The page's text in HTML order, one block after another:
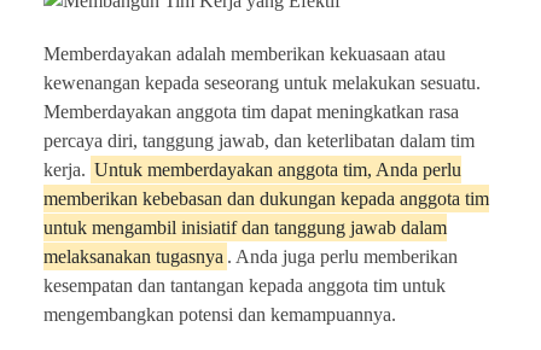
Memberdayakan adalah memberikan kekuasaan atau
kewenangan kepada seseorang untuk melakukan sesuatu.
Memberdayakan anggota tim dapat meningkatkan rasa
percaya diri, tanggung jawab, dan keterlibatan dalam tim
kerja. Untuk memberdayakan anggota tim, Anda perlu
memberikan kebebasan dan dukungan kepada anggota tim
untuk mengambil inisiatif dan tanggung jawab dalam
melaksanakan tugasnya . Anda juga perlu memberikan
kesempatan dan tantangan kepada anggota tim untuk
mengembangkan potensi dan kemampuannya.